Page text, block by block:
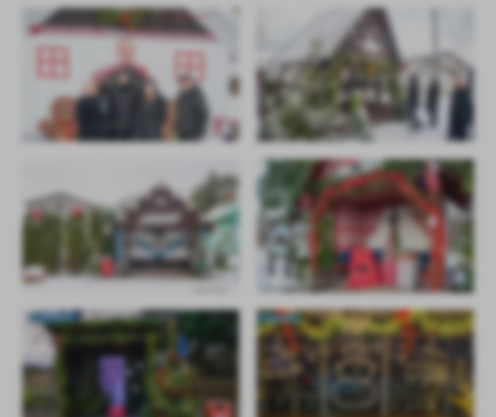
firm będących naszymi partnerami oraz innych dostawców usług.
Firmy te działają w charakterze pośredników prezentujących nasze
treści w postaci wiadomości, ofert, komunikatów mediów
społecznościowych.